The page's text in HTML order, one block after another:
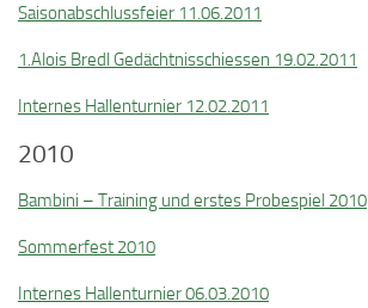
Saisonabschlussfeier 11.06.2011
1.Alois Bredl Gedächtnisschiessen 19.02.2011
Internes Hallenturnier 12.02.2011
2010
Bambini – Training und erstes Probespiel 2010
Sommerfest 2010
Internes Hallenturnier 06.03.2010